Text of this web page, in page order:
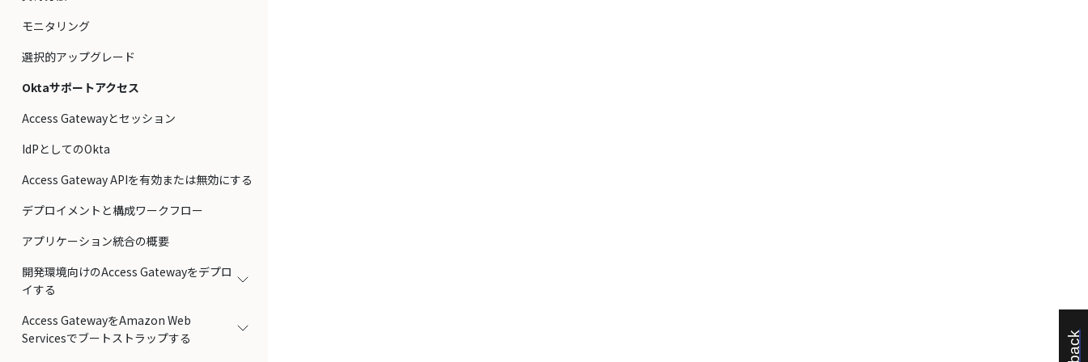
モニタリング
選択的アップグレード
Oktaサポートアクセス
Access Gatewayとセッション
IdPとしてのOkta
Access Gateway APIを有効または無効にする
デプロイメントと構成ワークフロー
アプリケーション統合の概要
開発環境向けのAccess Gatewayをデプロ
イする
Access GatewayをAmazon Web
Servicesでブートストラップする